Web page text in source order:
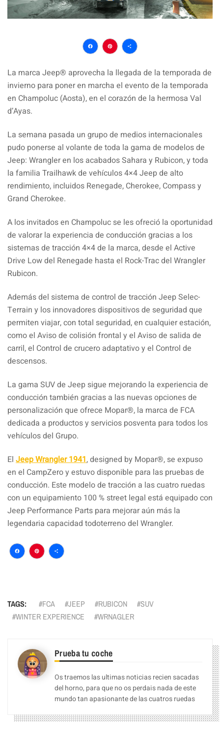
Facebook
Pinterest
Compartir
La marca Jeep® aprovecha la llegada de la temporada de
invierno para poner en marcha el evento de la temporada
en Champoluc (Aosta), en el corazón de la hermosa Val
d’Ayas.
La semana pasada un grupo de medios internacionales
pudo ponerse al volante de toda la gama de modelos de
Jeep: Wrangler en los acabados Sahara y Rubicon, y toda
la familia Trailhawk de vehículos 4×4 Jeep de alto
rendimiento, incluidos Renegade, Cherokee, Compass y
Grand Cherokee.
A los invitados en Champoluc se les ofreció la oportunidad
de valorar la experiencia de conducción gracias a los
sistemas de tracción 4×4 de la marca, desde el Active
Drive Low del Renegade hasta el Rock-Trac del Wrangler
Rubicon.
Además del sistema de control de tracción Jeep Selec-
Terrain y los innovadores dispositivos de seguridad que
permiten viajar, con total seguridad, en cualquier estación,
como el Aviso de colisión frontal y el Aviso de salida de
carril, el Control de crucero adaptativo y el Control de
descensos.
La gama SUV de Jeep sigue mejorando la experiencia de
conducción también gracias a las nuevas opciones de
personalización que ofrece Mopar®, la marca de FCA
dedicada a productos y servicios posventa para todos los
vehículos del Grupo.
El Jeep Wrangler 1941, designed by Mopar®, se expuso
en el CampZero y estuvo disponible para las pruebas de
conducción. Este modelo de tracción a las cuatro ruedas
con un equipamiento 100 % street legal está equipado con
Jeep Performance Parts para mejorar aún más la
legendaria capacidad todoterreno del Wrangler.
Facebook
Pinterest
Compartir
TAGS: FCA JEEP RUBICON
SUV
WINTER EXPERIENCE
WRNAGLER
Prueba tu coche
Os traemos las ultimas noticias recien sacadas
del horno, para que no os perdais nada de este
mundo tan apasionante de las cuatros ruedas